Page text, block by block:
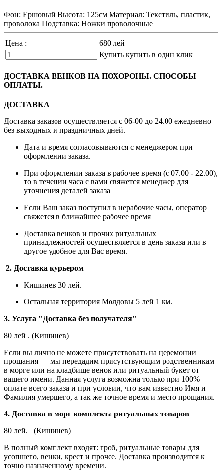
Фон: Ершовый Высота: 125см Материал: Текстиль, пластик,
проволока Подставка: Ножки проволочные
Цена : 680 лей
Купить купить в один клик
ДОСТАВКА ВЕНКОВ НА ПОХОРОНЫ. СПОСОБЫ
ОПЛАТЫ.
ДОСТАВКА
Доставка заказов осуществляется с 06-00 до 24.00 ежедневно
без выходных и праздничных дней.
Дата и время согласовываются с менеджером при
оформлении заказа.
При оформлении заказа в рабочее время (с 07.00 - 22.00),
то в течении часа с вами свяжется менеджер для
уточнения деталей заказа
Если Ваш заказ поступил в нерабочие часы, оператор
свяжется в ближайшее рабочее время
Доставка венков и прочих ритуальных
принадлежностей осуществляется в день заказа или в
другое удобное для Вас время.
2. Доставка курьером
Кишинев 30 лей.
Остальная территория Молдовы 5 лей 1 км.
3. Услуга "Доставка без получателя"
80 лей . (Кишинев)
Если вы лично не можете присутствовать на церемонии
прощания — мы передадим присутствующим родственникам
в морге или на кладбище венок или ритуальный букет от
вашего имени. Данная услуга возможна только при 100%
оплате всего заказа и при условии, что вам известно Имя и
Фамилия умершего, а так же точное время и место прощания.
4. Доставка в морг комплекта ритуальных товаров
80 лей. (Кишинев)
В полный комплект входят: гроб, ритуальные товары для
усопшего, венки, крест и прочее. Доставка производится к
точно назначенному времени.